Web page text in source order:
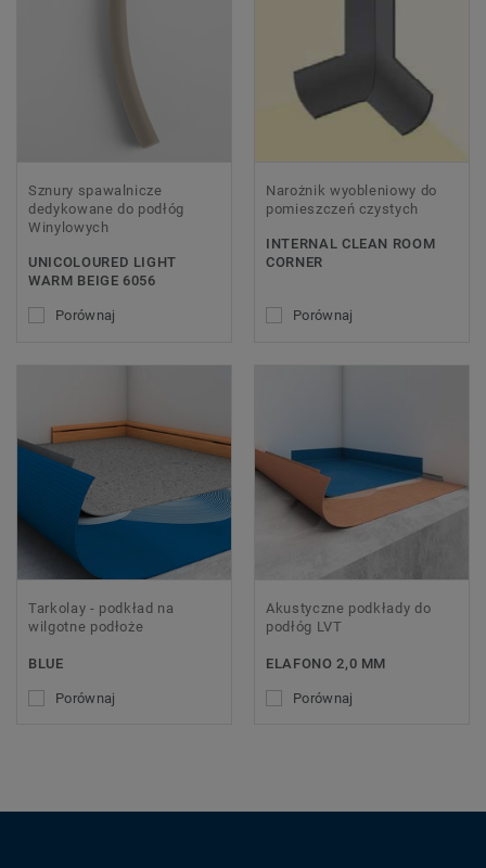
Sznury spawalnicze
dedykowane do podłóg
Winylowych
UNICOLOURED LIGHT
WARM BEIGE 6056
Porównaj
Narożnik wyobleniowy do
pomieszczeń czystych
INTERNAL CLEAN ROOM
CORNER
Porównaj
Tarkolay - podkład na
wilgotne podłoże
BLUE
Porównaj
Akustyczne podkłady do
podłóg LVT
ELAFONO 2,0 MM
Porównaj